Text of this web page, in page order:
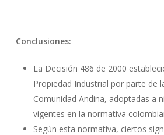
Conclusiones:
La Decisión 486 de 2000
Propiedad Industrial por parte de
Comunidad Andina, adoptadas a
vigentes en la normativa
Según esta normativa, ciertos